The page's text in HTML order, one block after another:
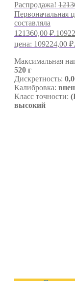
Распродажа!
Первоначальная
составляла
121360,00 ₽.
цена: 109224,00 ₽.
Максимальная
520 г
Дискретность:
Калибровка:
Класс точности:
высокий